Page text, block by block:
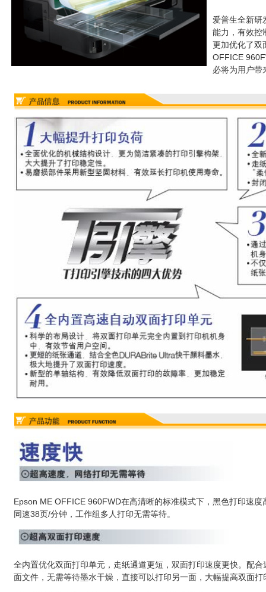
爱普生全新研
能力，有效控
更加优化了双
OFFICE
必将为用户带
Epson ME OFFICE 960FWD在高清晰的标准模式下，黑色打印速
同速38页/分钟，工作组多人打印无需等待。
全内置优化双面打印单元，走纸通道更短，双面打印速度更快。配
面文件，无需等待墨水干燥，直接可以打印另一面，大幅提高双面打